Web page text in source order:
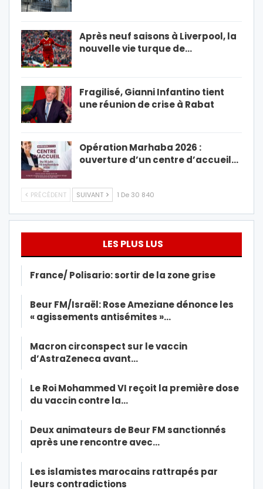
Après neuf saisons à Liverpool, la
nouvelle vie turque de…
Fragilisé, Gianni Infantino tient
une réunion de crise à Rabat
Opération Marhaba 2026 :
ouverture d’un centre d’accueil…
PRÉCÉDENT SUIVANT 1 De 30 840
LES PLUS LUS
France/ Polisario: sortir de la zone grise
Beur FM/Israël: Rose Ameziane dénonce les
« agissements antisémites »…
Macron circonspect sur le vaccin
d’AstraZeneca avant…
Le Roi Mohammed VI reçoit la première dose
du vaccin contre la…
Deux animateurs de Beur FM sanctionnés
après une rencontre avec…
Les islamistes marocains rattrapés par
leurs contradictions